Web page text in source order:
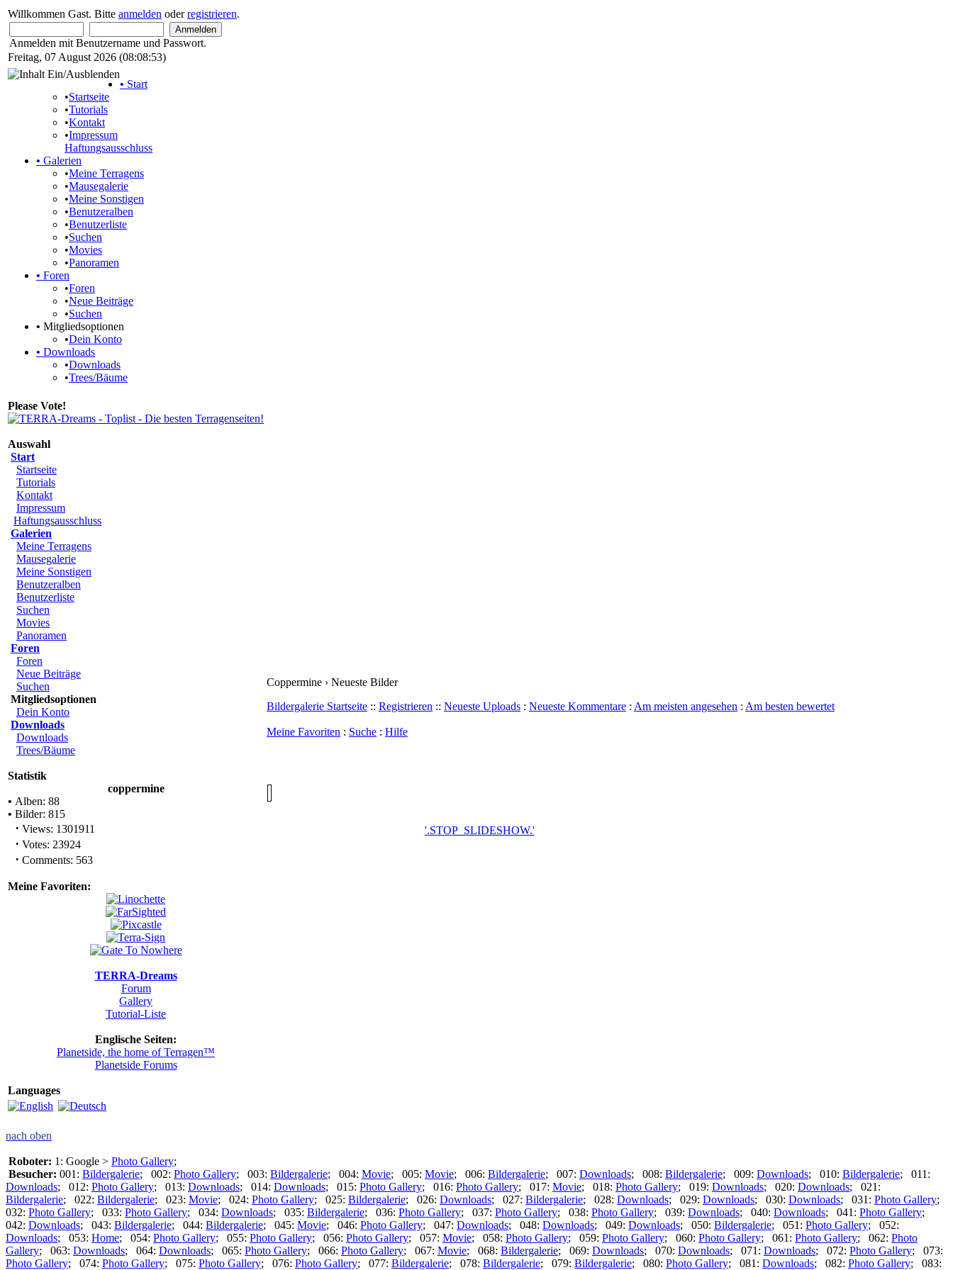
Willkommen Gast. Bitte anmelden oderregistrieren.
Anmelden mit Benutzername und Passwort.
Freitag, 07 August 2026 (08:08:53)
• Start
•Startseite
•Tutorials
•Kontakt
•Impressum
Haftungsausschluss
• Galerien
•Meine Terragens
•Mausegalerie
•Meine Sonstigen
•Benutzeralben
•Benutzerliste
•Suchen
•Movies
•Panoramen
• Foren
•Foren
•Neue Beiträge
•Suchen
• Mitgliedsoptionen
•Dein Konto
• Downloads
•Downloads
•Trees/Bäume
Please Vote!
Auswahl
Start
Startseite
Tutorials
Kontakt
Impressum
Haftungsausschluss
Galerien
Meine Terragens
Mausegalerie
Meine Sonstigen
Benutzeralben
Benutzerliste
Suchen
Movies
Panoramen
Foren
Foren
Neue Beiträge
Suchen
Mitgliedsoptionen
Dein Konto
Downloads
Downloads
Trees/Bäume
Statistik
coppermine
• Alben: 88
• Bilder: 815
· Views: 1301911
· Votes: 23924
· Comments: 563
Meine Favoriten:
TERRA-Dreams
Forum
Gallery
Tutorial-Liste
Englische Seiten:
Planetside, the home of Terragen™
Planetside Forums
Languages
Coppermine › Neueste Bilder
Bildergalerie Startseite :: Registrieren :: Neueste Uploads : Neueste Kommentare : Am meisten angesehen : Am besten bewertet
Meine Favoriten : Suche : Hilfe
'.STOP_SLIDESHOW.'
nach oben
Roboter: 1: Google > Photo Gallery;
Besucher: 001: Bildergalerie; 002: Photo Gallery; 003: Bildergalerie; 004: Movie; 005: Movie; 006: Bildergalerie; 007: Downloads; 008: Bildergalerie; 009: Downloads; 010: Bildergalerie; 011:
Downloads; 012: Photo Gallery; 013: Downloads; 014: Downloads; 015: Photo Gallery; 016: Photo Gallery; 017: Movie; 018: Photo Gallery; 019: Downloads; 020: Downloads; 021:
Bildergalerie; 022: Bildergalerie; 023: Movie; 024: Photo Gallery; 025: Bildergalerie; 026: Downloads; 027: Bildergalerie; 028: Downloads; 029: Downloads; 030: Downloads; 031: Photo Gallery;
032: Photo Gallery; 033: Photo Gallery; 034: Downloads; 035: Bildergalerie; 036: Photo Gallery; 037: Photo Gallery; 038: Photo Gallery; 039: Downloads; 040: Downloads; 041: Photo Gallery;
042: Downloads; 043: Bildergalerie; 044: Bildergalerie; 045: Movie; 046: Photo Gallery; 047: Downloads; 048: Downloads; 049: Downloads; 050: Bildergalerie; 051: Photo Gallery; 052:
Downloads; 053: Home; 054: Photo Gallery; 055: Photo Gallery; 056: Photo Gallery; 057: Movie; 058: Photo Gallery; 059: Photo Gallery; 060: Photo Gallery; 061: Photo Gallery; 062: Photo
Gallery; 063: Downloads; 064: Downloads; 065: Photo Gallery; 066: Photo Gallery; 067: Movie; 068: Bildergalerie; 069: Downloads; 070: Downloads; 071: Downloads; 072: Photo Gallery; 073:
Photo Gallery; 074: Photo Gallery; 075: Photo Gallery; 076: Photo Gallery; 077: Bildergalerie; 078: Bildergalerie; 079: Bildergalerie; 080: Photo Gallery; 081: Downloads; 082: Photo Gallery; 083: